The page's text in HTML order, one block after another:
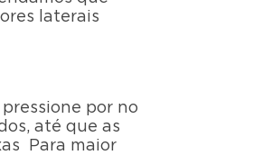
laterais
por no
até que as
Para maior